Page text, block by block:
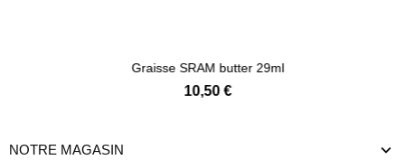
Graisse SRAM butter 29ml
10,50 €
NOTRE MAGASIN